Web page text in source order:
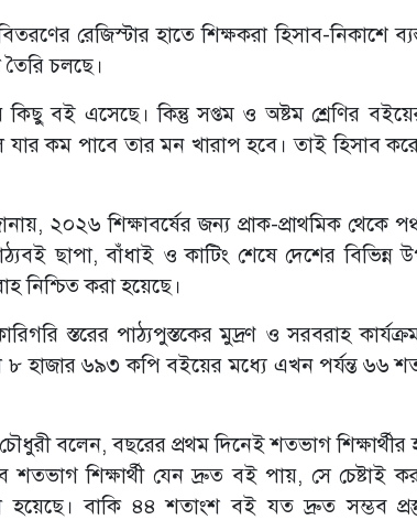
রেজিস্টার হাতে শিক্ষকরা হিসাব-নিকাশে
চলছে।
বই এসেছে। কিন্তু সপ্তম ও অষ্টম শ্রেণির
কম পাবে তার মন খারাপ হবে। তাই হিসাব
২০২৬ শিক্ষাবর্ষের জন্য প্রাক-প্রাথমিক থেকে
ছাপা, বাঁধাই ও কাটিং শেষে দেশের বিভিন্ন
নিশ্চিত করা হয়েছে।
স্তরের পাঠ্যপুস্তকের মুদ্রণ ও সরবরাহ
৮ হাজার ৬৯৩ কপি বইয়ের মধ্যে এখন পর্যন্ত ৬৬
বলেন, বছরের প্রথম দিনেই শতভাগ শিক্ষার্থীর
শিক্ষার্থী যেন দ্রুত বই পায়, সে চেষ্টাই
হয়েছে। বাকি ৪৪ শতাংশ বই যত দ্রুত সম্ভব